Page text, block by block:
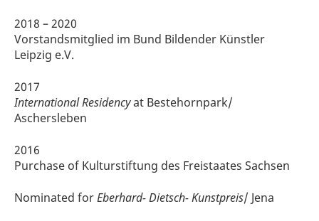
2018 – 2020
Vorstandsmitglied im Bund Bildender Künstler
Leipzig e.V.
2017
International Residencyat Bestehornpark/
Aschersleben
2016
Purchase of Kulturstiftung des Freistaates Sachsen
Nominated forEberhard- Dietsch- Kunstpreis/ Jena